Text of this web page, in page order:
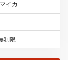
イカ
制限